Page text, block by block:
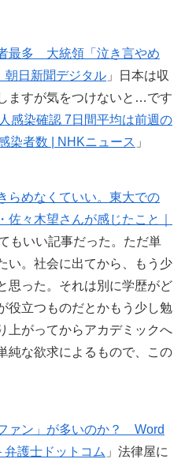
最多 大統領「泣き言やめ
朝日新聞デジタル 」日本は収
ますが気をつけないと…です
感染確認 7日間平均は前週の
染者数 | NHKニュース 」
らめなくていい。東大での
佐々木望さんが感じたこと｜
もいい記事だった。ただ単
い。社会に出てから、もう少
思った。それは別に学歴がど
役立つものだとかもう少し勉
上がってからアカデミックへ
純な欲求によるもので、この
ァン」が多いのか？ Word
弁護士ドットコム 」法律屋に